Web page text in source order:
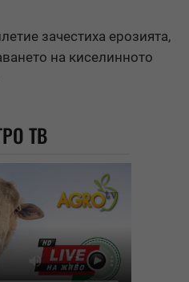
зачестиха ерозията,
на киселинното
ТВ